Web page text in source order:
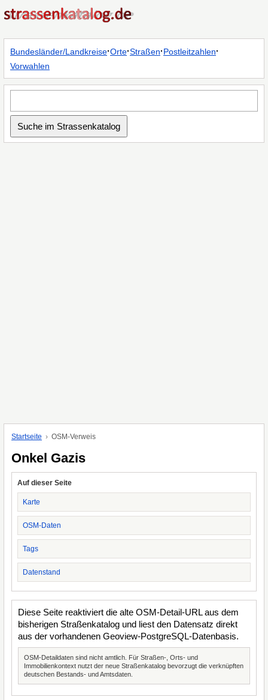
Bundesländer/Landkreise·Orte·Straßen·Postleitzahlen·
Vorwahlen
Startseite OSM-Verweis
Onkel Gazis
Auf dieser Seite
Karte
OSM-Daten
Tags
Datenstand
Diese Seite reaktiviert die alte OSM-Detail-URL aus dem
bisherigen Straßenkatalog und liest den Datensatz direkt
aus der vorhandenen Geoview-PostgreSQL-Datenbasis.
OSM-Detaildaten sind nicht amtlich. Für Straßen-, Orts- und
Immobilienkontext nutzt der neue Straßenkatalog bevorzugt die verknüpften
deutschen Bestands- und Amtsdaten.